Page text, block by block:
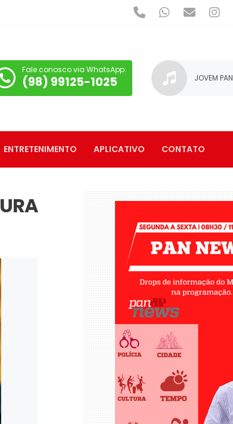
Fale conosco via WhatsApp:
(98) 99125-1025 JOVEM PAN
ENTRETENIMENTO APLICATIVO CONTATO